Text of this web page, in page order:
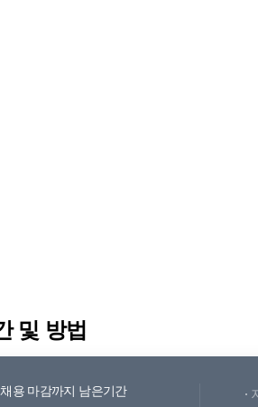
및 방법
채용 마감까지 남은기간